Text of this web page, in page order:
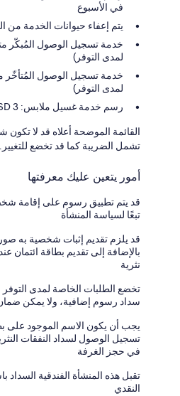
في الأسبوع
يتم إعفاء حيوانات الخدمة من
خدمة تسجيل الوصول المُبكّر
لمدى التوفر)
خدمة تسجيل الوصول
لمدى التوفر)
رسم خدمة غسيل ملابس: USD 3 في اليوم
القائمة الموضحة أعلاه قد لا تكون
تشمل الضريبة كما قد تخضع للتغيير.
أمور يتعين عليك معرفتها
قد يتم تطبيق رسوم على إقامة
تبعًا لسياسة المنشأة
قد يلزم تقديم إثبات شخصية به
بالإضافة إلى تقديم بطاقة
نثرية
تخضع الطلبات الخاصة لمدى
سداد رسوم إضافية، ولا يمكن ضمان
يجب أن يكون الاسم الموجود على
تسجيل الوصول لسداد النفقات
في حجز الغرفة
تقبل هذه المنشأة الفندقية السداد
النقدي